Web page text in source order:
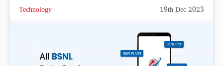
Technology 19th Dec 2023